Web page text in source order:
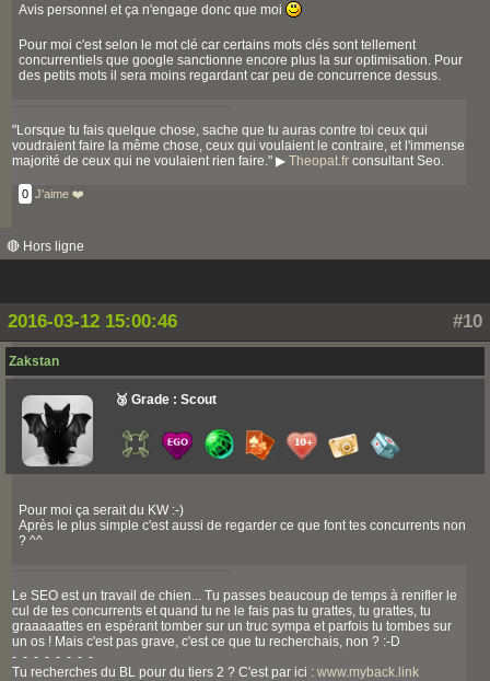
Avis personnel et ça n'engage donc que moi
Pour moi c'est selon le mot clé car certains mots clés sont tellement
concurrentiels que google sanctionne encore plus la sur optimisation. Pour
des petits mots il sera moins regardant car peu de concurrence dessus.
"Lorsque tu fais quelque chose, sache que tu auras contre toi ceux qui
voudraient faire la même chose, ceux qui voulaient le contraire, et l'immense
majorité de ceux qui ne voulaient rien faire." ▶ Theopat.fr consultant Seo.
0 J'aime ❤️
🔴 Hors ligne
#10
2016-03-12 15:00:46
Zakstan
🥉 Grade : Scout
Pour moi ça serait du KW :-)
Après le plus simple c'est aussi de regarder ce que font tes concurrents non
? ^^
Le SEO est un travail de chien... Tu passes beaucoup de temps à renifler le
cul de tes concurrents et quand tu ne le fais pas tu grattes, tu grattes, tu
graaaaattes en espérant tomber sur un truc sympa et parfois tu tombes sur
un os ! Mais c'est pas grave, c'est ce que tu recherchais, non ? :-D
- - - - - - - -
Tu recherches du BL pour du tiers 2 ? C'est par ici : www.myback.link